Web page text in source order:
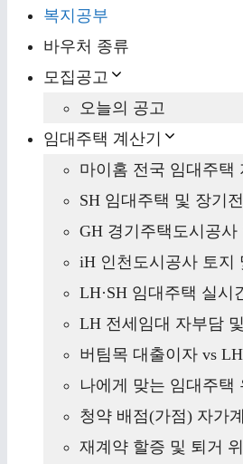
복지공부
바우처 종류
모집공고
오늘의 공고
임대주택 계산기
마이홈 전국 임대주택
SH 임대주택 및 장기
GH 경기주택도시공
iH 인천도시공사 토지
LH·SH 임대주택 실시
LH 전세임대 자부담
버팀목 대출이자 vs
나에게 맞는 임대주택
청약 배점(가점) 자가
재계약 할증 및 퇴거